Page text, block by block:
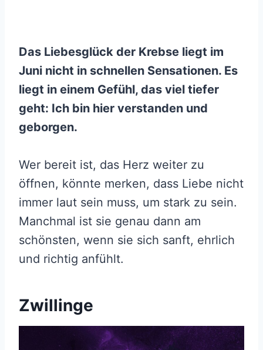
Das Liebesglück der Krebse liegt im
Juni nicht in schnellen Sensationen. Es
liegt in einem Gefühl, das viel tiefer
geht: Ich bin hier verstanden und
geborgen.
Wer bereit ist, das Herz weiter zu
öffnen, könnte merken, dass Liebe nicht
immer laut sein muss, um stark zu sein.
Manchmal ist sie genau dann am
schönsten, wenn sie sich sanft, ehrlich
und richtig anfühlt.
Zwillinge